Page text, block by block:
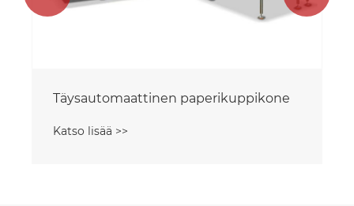
Täysautomaattinen paperikuppikone
Katso lisää >>